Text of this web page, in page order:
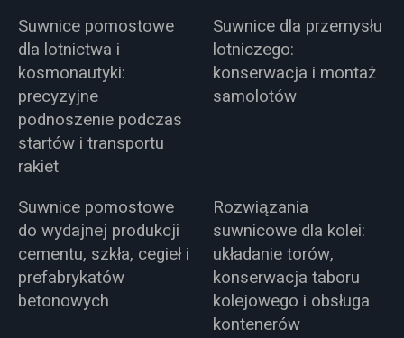
Suwnice pomostowe
dla lotnictwa i
kosmonautyki:
precyzyjne
podnoszenie podczas
startów i transportu
rakiet
Suwnice dla przemysłu
lotniczego:
konserwacja i montaż
samolotów
Suwnice pomostowe
do wydajnej produkcji
cementu, szkła, cegieł i
prefabrykatów
betonowych
Rozwiązania
suwnicowe dla kolei:
układanie torów,
konserwacja taboru
kolejowego i obsługa
kontenerów